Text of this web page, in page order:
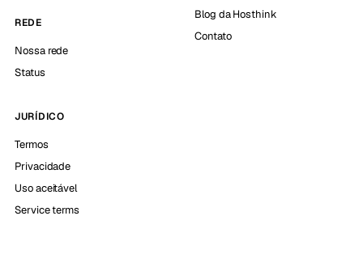
REDE
Nossa rede
Status
Blog da Hosthink
Contato
JURÍDICO
Termos
Privacidade
Uso aceitável
Service terms